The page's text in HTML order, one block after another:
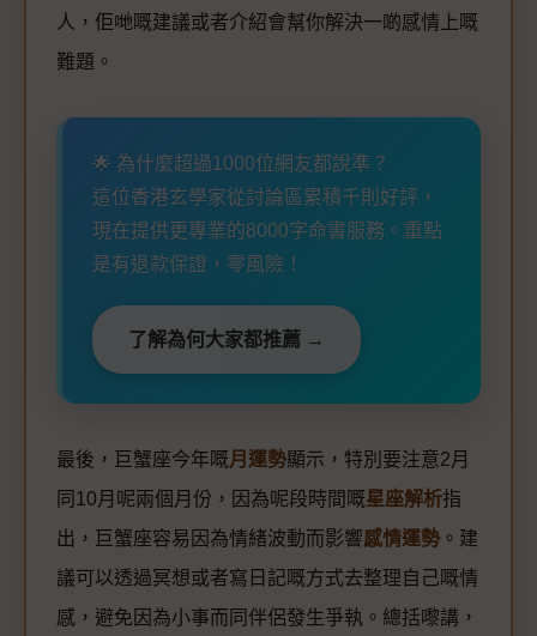
人，佢哋嘅建議或者介紹會幫你解決一啲感情上嘅
難題。
🌟 為什麼超過1000位網友都說準？
這位香港玄學家從討論區累積千則好評，
現在提供更專業的8000字命書服務。重點
是有退款保證，零風險！
了解為何大家都推薦 →
最後，巨蟹座今年嘅月運勢顯示，特別要注意2月
同10月呢兩個月份，因為呢段時間嘅星座解析指
出，巨蟹座容易因為情緒波動而影響感情運勢 。建
議可以透過冥想或者寫日記嘅方式去整理自己嘅情
感，避免因為小事而同伴侶發生爭執。總括嚟講，